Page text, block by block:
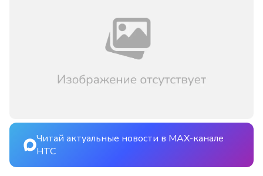
Читай актуальные новости в MAX-канале
НТС